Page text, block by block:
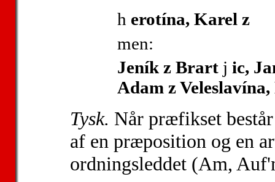
h erotína, Karel z
men:
Jeník z Brart j ic,
Adam z
Tysk. Når præfikset
af en præposition og en
ordningsleddet (Am,